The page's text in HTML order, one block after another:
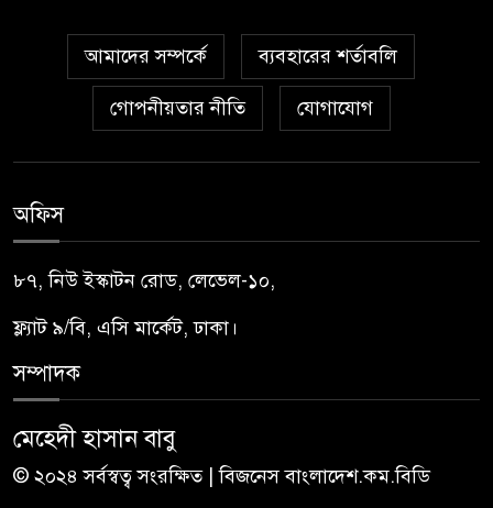
আমাদের সম্পর্কে ব্যবহারের শর্তাবলি
গোপনীয়তার নীতি যোগাযোগ
অফিস
৮৭, নিউ ইস্কাটন রোড, লেভেল-১০,
ফ্ল্যাট ৯/বি, এসি মার্কেট, ঢাকা।
সম্পাদক
মেহেদী হাসান বাবু
© ২০২৪ সর্বস্বত্ব সংরক্ষিত | বিজনেস বাংলাদেশ.কম.বিডি